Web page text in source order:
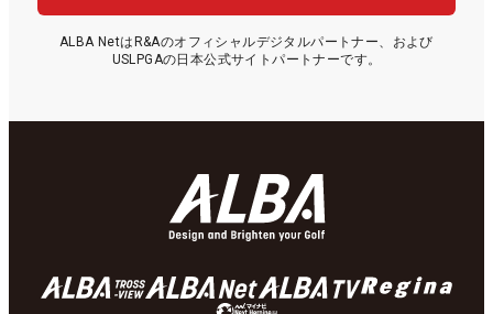
ALBA NetはR&Aのオフィシャルデジタルパートナー、および
USLPGAの日本公式サイトパートナーです。